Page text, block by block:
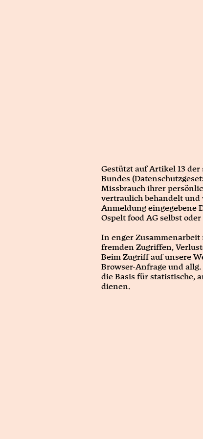
Gestützt auf Artikel 13
Bundes
Missbrauch ihrer
vertraulich behandelt und
Anmeldung eingegebene
Ospelt food AG selbst
In enger
fremden Zugriffen,
Beim Zugriff auf unsere
Browser-Anfrage und
die Basis für statistische,
dienen.